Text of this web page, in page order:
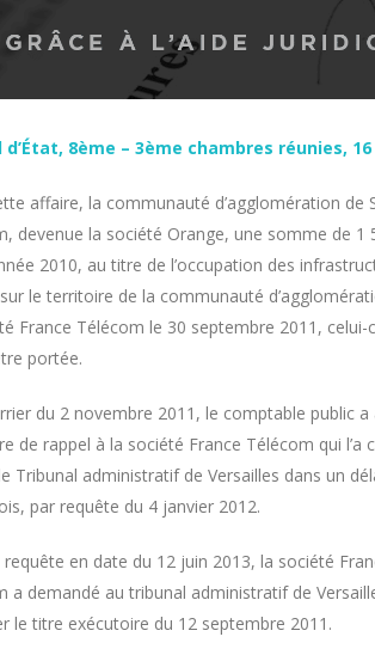
d’État, 8ème – 3ème chambres réunies, 16
affaire, la communauté d’agglomération de
devenue la société Orange, une somme de
2010, au titre de l’occupation des
le territoire de la communauté
France Télécom le 30 septembre 2011,
portée.
du 2 novembre 2011, le comptable public a
de rappel à la société France Télécom qui l’a
Tribunal administratif de Versailles dans un
par requête du 4 janvier 2012.
requête en date du 12 juin 2013, la société
a demandé au tribunal administratif de
le titre exécutoire du 12 septembre 2011.